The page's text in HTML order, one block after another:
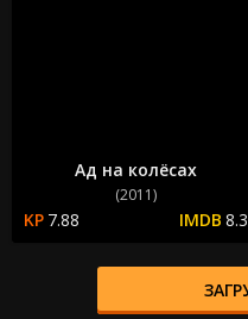
Ад на колёсах
(2011)
7.88 8.3